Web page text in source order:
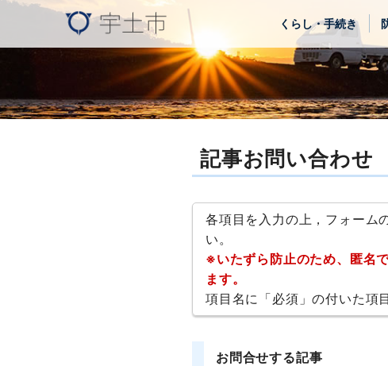
くらし・手続き
記事お問い合わせ
各項目を入力の上，フォーム
い。
※いたずら防止のため、匿名
ます。
項目名に「必須」の付いた項
お問合せする記事